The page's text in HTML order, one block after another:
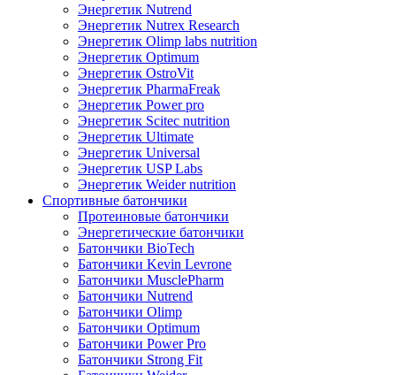
Энергетик Nutrend
Энергетик Nutrex Research
Энергетик Olimp labs nutrition
Энергетик Optimum
Энергетик OstroVit
Энергетик PharmaFreak
Энергетик Power pro
Энергетик Scitec nutrition
Энергетик Ultimate
Энергетик Universal
Энергетик USP Labs
Энергетик Weider nutrition
Спортивные батончики
Протеиновые батончики
Энергетические батончики
Батончики BioTech
Батончики Kevin Levrone
Батончики MusclePharm
Батончики Nutrend
Батончики Olimp
Батончики Optimum
Батончики Power Pro
Батончики Strong Fit